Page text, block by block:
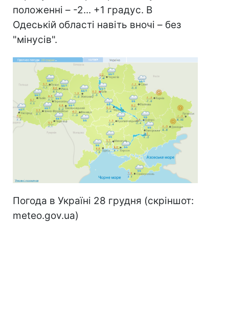
положенні – -2... +1 градус. В
Одеській області навіть вночі – без
"мінусів".
Погода в Україні 28 грудня (скріншот:
meteo.gov.ua)